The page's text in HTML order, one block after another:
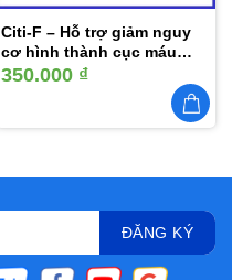
Citi-F – Hỗ trợ giảm nguy
cơ hình thành cục máu
đông
350.000 ₫